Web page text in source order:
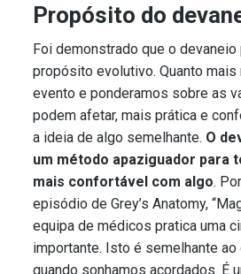
Propósito do
Foi demonstrado que o
propósito evolutivo. Quanto
evento e ponderamos sobre as
podem afetar, mais prática e
a ideia de algo semelhante. O
um método apaziguador para
mais confortável com algo.
episódio de Grey’s Anatomy,
equipa de médicos pratica uma
importante. Isto é semelhante ao
quando sonhamos acordados. É